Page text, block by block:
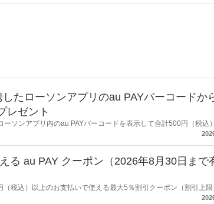
たローソンアプリのau PAYバーコードか
レゼント
ソンアプリ内のau PAYバーコードを表示して合計500円（税込
る au PAY クーポン（2026年8月30日まで
税込）以上のお支払いで使える最大5％割引クーポン（割引上